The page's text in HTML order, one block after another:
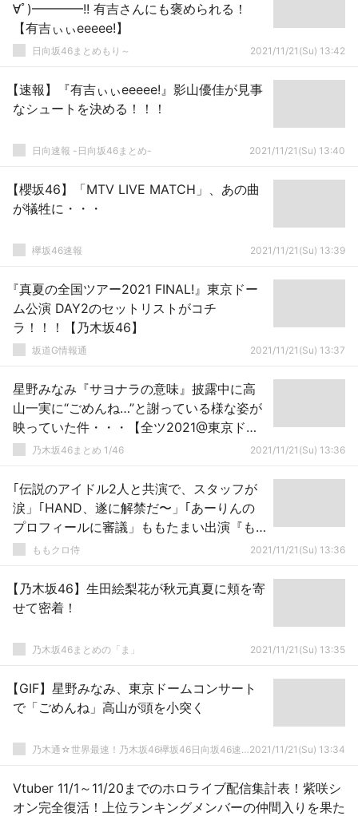
∀ﾟ)━━━━!! 有吉さんにも褒められる！
【有吉ぃぃeeeee!】
日向坂46まとめもり～ 2021/11/21(Su) 13:42
【速報】『有吉ぃぃeeeee!』影山優佳が見事
なシュートを決める！！！
日向速報 -日向坂46まとめ- 2021/11/21(Su) 13:40
【櫻坂46】「MTV LIVE MATCH」、あの曲
が犠牲に・・・
欅坂46速報 2021/11/21(Su) 13:39
『真夏の全国ツアー2021 FINAL!』東京ドー
ム公演 DAY2のセットリストがコチ
ラ！！！【乃木坂46】
坂道G情報通 2021/11/21(Su) 13:37
星野みなみ『サヨナラの意味』披露中に高
山一実に“ごめんね…”と謝っている様な姿が
映っていた件・・・【全ツ2021@東京ドー
ム2日目】【乃木坂46】
乃木坂46まとめ 1/46 2021/11/21(Su) 13:36
｢伝説のアイドル2人と共演で、スタッフが
涙」｢HAND、遂に解禁だ〜」｢あーりんの
プロフィールに審議」ももたまい出演『も
もクロくらぶ 11/21』実況まとめ！
ももクロ侍 2021/11/21(Su) 13:36
【乃木坂46】生田絵梨花が秋元真夏に頬を寄
せて密着！
乃木坂46まとめの「ま」 2021/11/21(Su) 13:35
【GIF】星野みなみ、東京ドームコンサート
で「ごめんね」高山が頭を小突く
乃木通☆世界最速！乃木坂46欅坂46日向坂46速報まとめ2021/11/21(Su) 13:34
Vtuber 11/1～11/20までのホロライブ配信集計表！紫咲シ
オン完全復活！上位ランキングメンバーの仲間入りを果た